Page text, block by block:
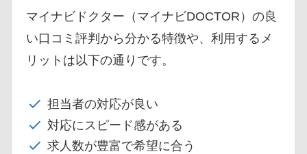
マイナビドクター（マイナビDOCTOR）の良
い口コミ評判から分かる特徴や、利用するメ
リットは以下の通りです。
担当者の対応が良い
対応にスピード感がある
求人数が豊富で希望に合う